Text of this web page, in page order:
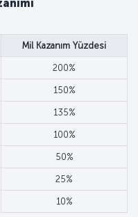
Mil Kazanım Yüzdesi
200%
150%
135%
100%
50%
25%
10%